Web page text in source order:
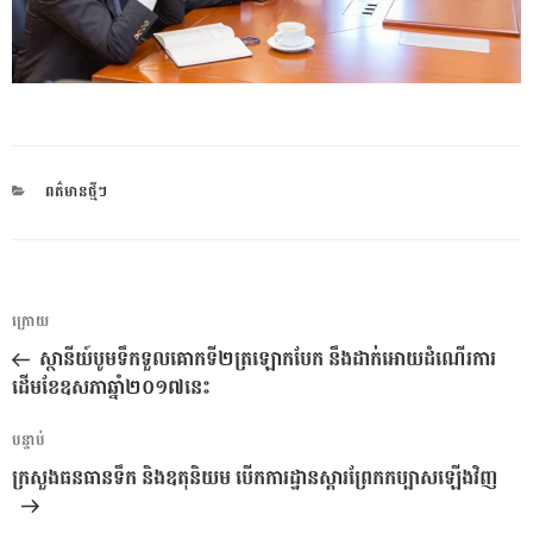
CATEGORIES
ពត៌មានថ្មីៗ
ការ​
នាំទិស​
ប្រកាស
អត្ថបទ
មុន
ក្រោយ
ស្ថានីយ៍បូមទឹកទួលគោកទី២ត្រឡោកបែក នឹងដាក់អោយដំណើរការ
ដើមខែឧសភាឆ្នាំ២០១៧នេះ
អត្ថបទ
បន្ទាប់
បន្ទាប់
ក្រសួងធនធានទឹក និងឧតុនិយម បើកការដ្ឋានស្តារព្រែកកប្បាសឡើងវិញ